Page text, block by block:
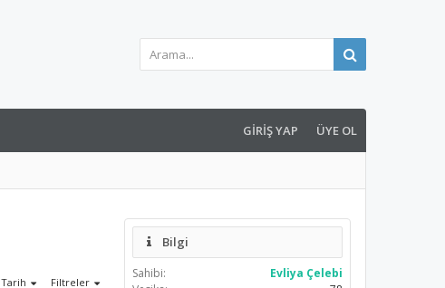
GIRIŞ YAP ÜYE OL
Tarih Filtreler
Bilgi
Sahibi:
Evliya Çelebi